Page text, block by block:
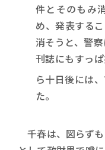
件とそのもみ
め、発表する
消そうと、警
刊誌にもすっ
ら十日後には
た。
千春は、図らずも